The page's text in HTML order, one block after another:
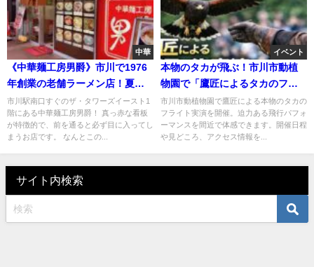
中華
《中華麺工房男爵》市川で1976
年創業の老舗ラーメン店！夏は
冷やし中華が名物！
市川駅南口すぐのザ・タワーズイースト1
階にある中華麺工房男爵！ 真っ赤な看板
が特徴的で、前を通ると必ず目に入ってし
まうお店です。 なんとこの...
イベント
本物のタカが飛ぶ！市川市動植
物園で「鷹匠によるタカのフラ
イト実演2026」開催
市川市動植物園で鷹匠による本物のタカの
フライト実演を開催。迫力ある飛行パフォ
ーマンスを間近で体感できます。開催日程
や見どころ、アクセス情報を...
サイト内検索